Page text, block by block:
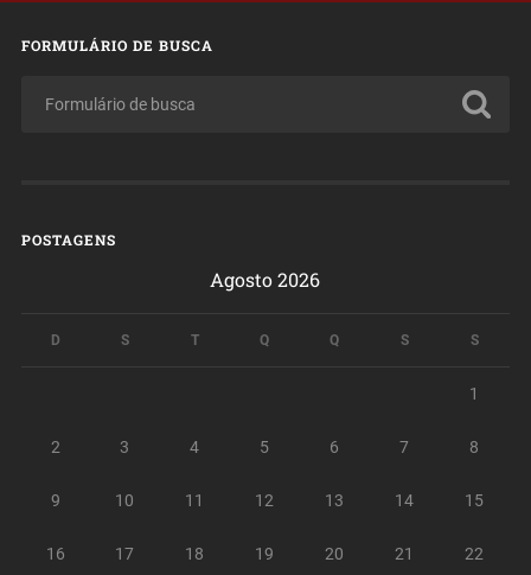
FORMULÁRIO DE BUSCA
POSTAGENS
Agosto 2026
D S T Q Q S S
1
2 3 4 5 6 7 8
9 10 11 12 13 14 15
16 17 18 19 20 21 22